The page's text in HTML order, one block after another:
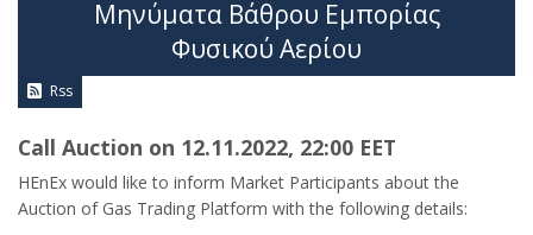
Μηνύματα Βάθρου Εμπορίας
Φυσικού Αερίου
Rss
Call Auction on 12.11.2022, 22:00 ΕΕΤ
HEnEx would like to inform Market Participants about the
Auction of Gas Trading Platform with the following details: